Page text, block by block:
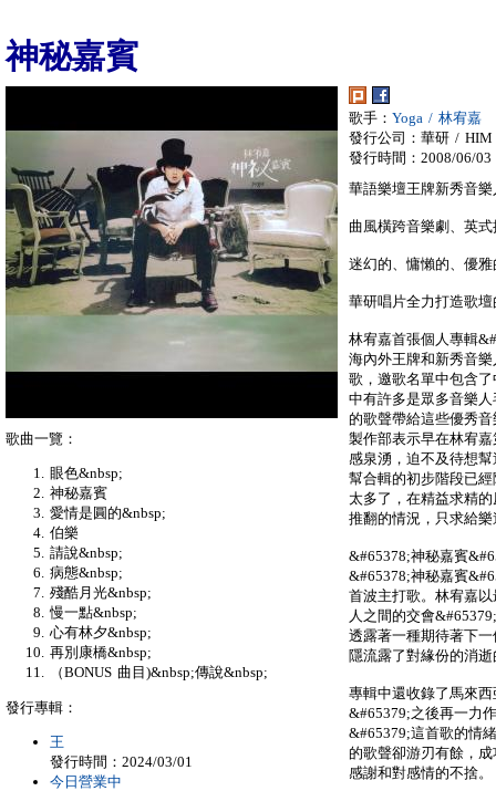
神秘嘉賓
歌手： Yoga / 林宥嘉
發行公司：華研 / HIM
發行時間：2008/06/03
華語樂壇王牌新秀音
曲風橫跨音樂劇、英
迷幻的、慵懶的、優
華研唱片全力打造歌
林宥嘉首張個人專輯
海內外王牌和新秀音
歌，邀歌名單中包含
中有許多是眾多音樂
的歌聲帶給這些優秀
製作部表示早在林宥
感泉湧，迫不及待想
幫合輯的初步階段已
太多了，在精益求精
推翻的情況，只求給
&#65378;神秘嘉賓
&#65378;神秘嘉賓
首波主打歌。林宥嘉
人之間的交會
透露著一種期待著下
隱流露了對緣份的消
專輯中還收錄了馬來
&#65379;之後再一力
&#65379;這首歌的情
的歌聲卻游刃有餘，
感謝和對感情的不捨。
歌曲一覽：
眼色&nbsp;
神秘嘉賓
愛情是圓的&nbsp;
伯樂
請說&nbsp;
病態&nbsp;
殘酷月光&nbsp;
慢一點&nbsp;
心有林夕&nbsp;
再別康橋&nbsp;
（BONUS 曲目)&nbsp;傳說&nbsp;
發行專輯：
王
發行時間：2024/03/01
今日營業中